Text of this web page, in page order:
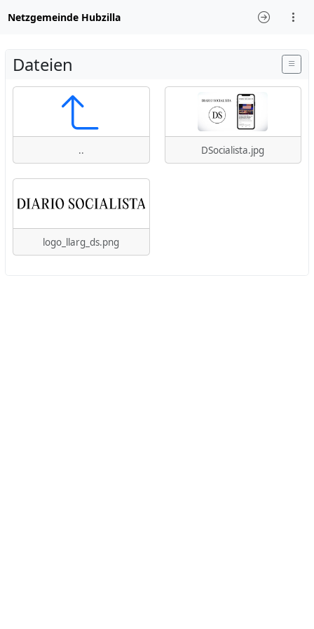
Netzgemeinde Hubzilla
Dateien
.. DSocialista.jpg
logo_llarg_ds.png